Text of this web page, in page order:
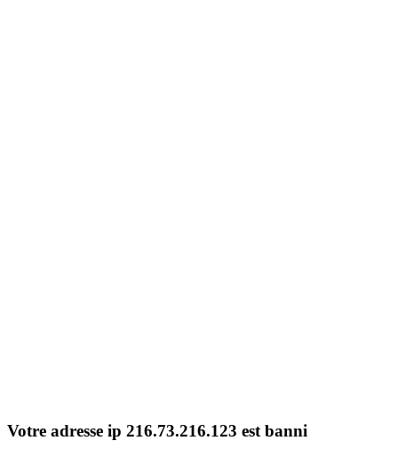
Votre adresse ip 216.73.216.123 est banni